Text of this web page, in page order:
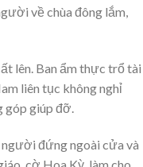
về chùa đông lắm,
lên. Ban ẩm thực trổ tài
liên tục không nghỉ
giúp đỡ.
người đứng ngoài cửa và
cờ Hoa Kỳ, làm cho